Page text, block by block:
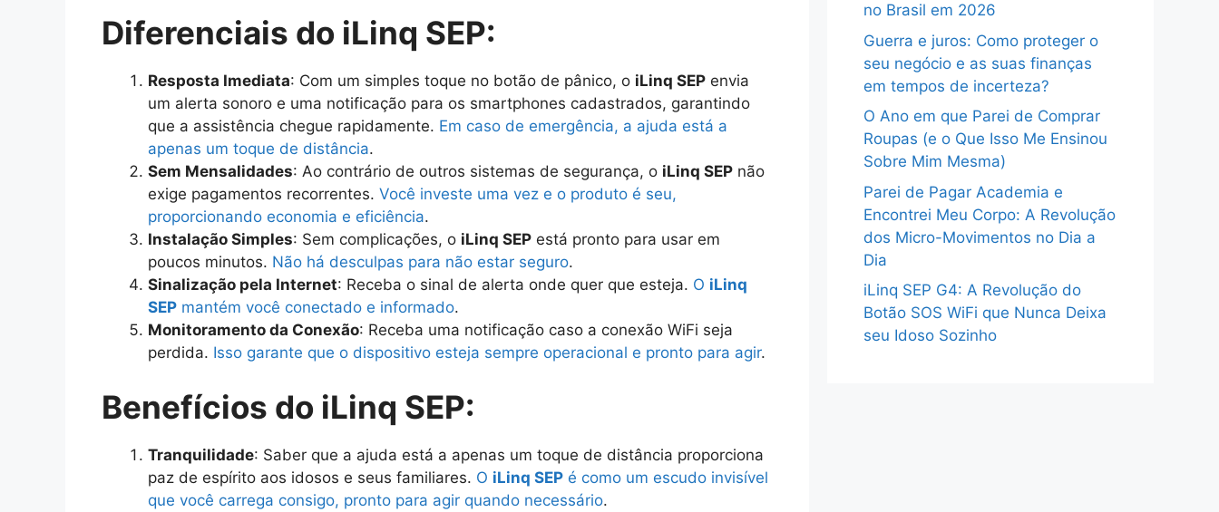
Diferenciais do iLinq SEP:
Resposta Imediata: Com um simples toque no botão de pânico, o iLinq SEP envia
um alerta sonoro e uma notificação para os smartphones cadastrados, garantindo
que a assistência chegue rapidamente. Em caso de emergência, a ajuda está a
apenas um toque de distância.
Sem Mensalidades: Ao contrário de outros sistemas de segurança, o iLinq SEP não
exige pagamentos recorrentes. Você investe uma vez e o produto é seu,
proporcionando economia e eficiência.
Instalação Simples: Sem complicações, o iLinq SEP está pronto para usar em
poucos minutos. Não há desculpas para não estar seguro.
Sinalização pela Internet: Receba o sinal de alerta onde quer que esteja. O iLinq
SEP mantém você conectado e informado.
Monitoramento da Conexão: Receba uma notificação caso a conexão WiFi seja
perdida. Isso garante que o dispositivo esteja sempre operacional e pronto para agir.
Benefícios do iLinq SEP:
Tranquilidade: Saber que a ajuda está a apenas um toque de distância proporciona
paz de espírito aos idosos e seus familiares. O iLinq SEP é como um escudo invisível
que você carrega consigo, pronto para agir quando necessário.
no Brasil em 2026
Guerra e juros: Como proteger o
seu negócio e as suas finanças
em tempos de incerteza?
O Ano em que Parei de Comprar
Roupas (e o Que Isso Me Ensinou
Sobre Mim Mesma)
Parei de Pagar Academia e
Encontrei Meu Corpo: A Revolução
dos Micro-Movimentos no Dia a
Dia
iLinq SEP G4: A Revolução do
Botão SOS WiFi que Nunca Deixa
seu Idoso Sozinho